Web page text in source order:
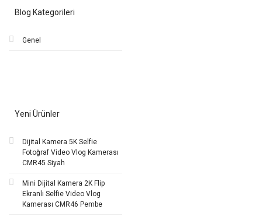
Blog Kategorileri
Genel
Yeni Ürünler
Dijital Kamera 5K Selfie
Fotoğraf Video Vlog Kamerası
CMR45 Siyah
Mini Dijital Kamera 2K Flip
Ekranlı Selfie Video Vlog
Kamerası CMR46 Pembe